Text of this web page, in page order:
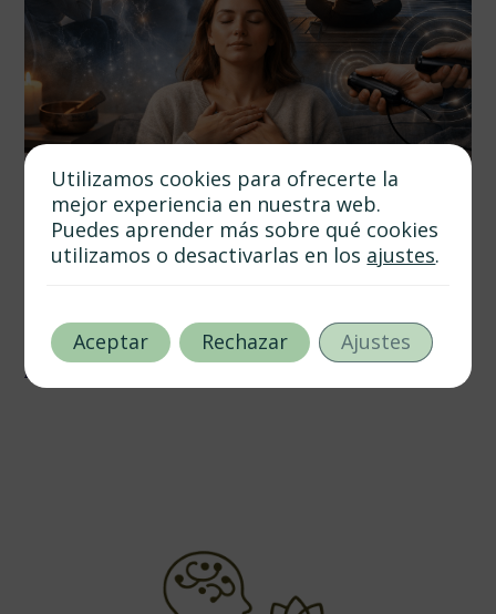
Estrés Crónico
10 min de lectura
Utilizamos cookies para ofrecerte la
mejor experiencia en nuestra web.
Puedes aprender más sobre qué cookies
utilizamos o desactivarlas en los ajustes.
Aceptar Rechazar Ajustes